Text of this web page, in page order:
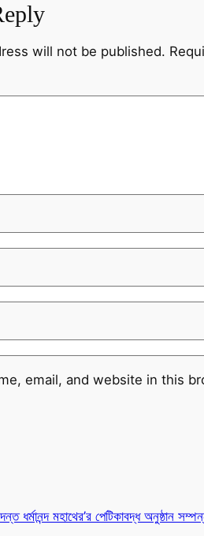
will not be published.
email, and website in this
ধর্মানন্দ মহাথের’র পেটিকাবদ্ধ অনুষ্ঠান